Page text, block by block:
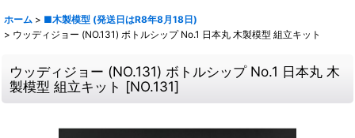
ホーム > ■木製模型 (発送日はR8年8月18日)
> ウッディジョー (NO.131) ボトルシップ No.1 日本丸 木製模型 組立キット
ウッディジョー (NO.131) ボトルシップ No.1 日本丸 木
製模型 組立キット [NO.131]